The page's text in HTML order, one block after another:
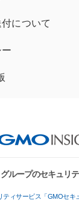
について
ループのセキュリ
ィサービス「GMOセキ